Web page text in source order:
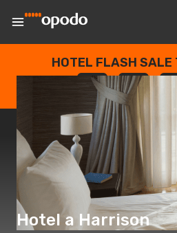
HOTEL FLASH SALE
--
GIORNI
: --
ORE
:
Hotel a Harrison